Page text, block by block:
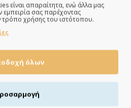
αντικαταβολή ή κατάθεση
είναι απαραίτητα, ενώ άλλα μας
εμπειρία σας παρέχοντας
τρόπο χρήσης του ιστότοπου.
όλων